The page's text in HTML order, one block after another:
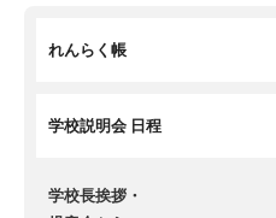
れんらく帳
学校説明会 日程
学校長挨拶・